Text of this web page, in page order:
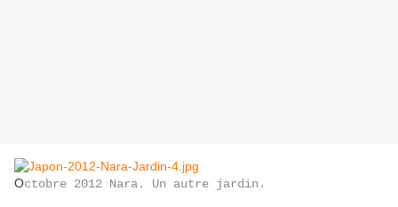
Octobre 2012 Nara. Un autre jardin.